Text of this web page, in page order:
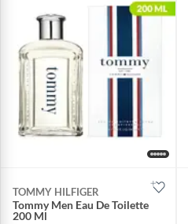
TOMMY HILFIGER
Tommy Men Eau De Toilette
200 Ml